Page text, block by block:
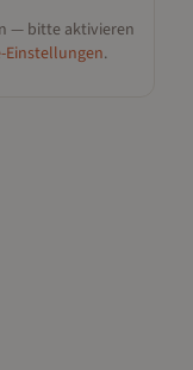
— bitte aktivieren
Einstellungen.